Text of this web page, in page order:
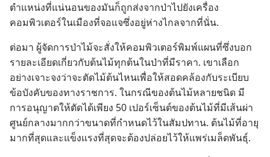
ตำแหน่ง​ที่​แน่นอน​ของ​มัน​ก็​ถูก​ส่ง​จาก​ป่า​ไป​ยัง​เครื่อง​
คอมพิวเตอร์​ใน​เมือง​ที่​จอแจ​ซึ่ง​อยู่​ห่าง​ไกล​จาก​ที่​นั่น.
ต่อ​มา ผู้​จัด​การ​ป่า​ไม้​จะ​สั่ง​ให้​คอมพิวเตอร์​พิมพ์​แผนที่​ซึ่ง​บอก​
ราย​ละเอียด​เกี่ยว​กับ​ต้น​ไม้​ทุก​ต้น​ใน​ป่า​ที่​มี​ราคา. เขา​เลือก​
อย่าง​เจาะจง​ว่า​จะ​ตัด​ไม้​ต้น​ไหน​เพื่อ​ให้​สอดคล้อง​กับ​ระเบียบ​
ข้อ​บังคับ​ของ​ทาง​ราชการ. ใน​กรณี​ของ​ต้น​ไม้​หลาย​ชนิด มี​
การ​อนุญาต​ให้​ตัด​ได้​เพียง 50 เปอร์เซ็นต์​ของ​ต้น​ไม้​ที่​มี​เส้น​ผ่า​
ศูนย์กลาง​มาก​กว่า​ขนาด​ที่​กำหนด​ไว้​ใน​สัมปทาน. ต้น​ไม้​ที่​อายุ​
มาก​ที่​สุด​และ​แข็งแรง​ที่​สุด​จะ​ต้อง​ปล่อย​ไว้​ให้​แพร่​เมล็ด​พันธุ์.